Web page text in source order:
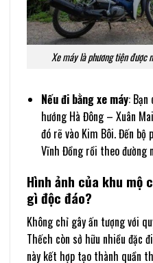
Xe máy là phương tiện được
Nếu đi bằng xe máy:
hướng Hà Đông – Xuân
đó rẽ vào Kim Bôi. Đến bộ
Vĩnh Đồng rồi theo đường
Hình ảnh của khu mộ
gì độc đáo?
Không chỉ gây ấn tượng với
Thếch còn sở hữu nhiều đặc
này kết hợp tạo thành quần